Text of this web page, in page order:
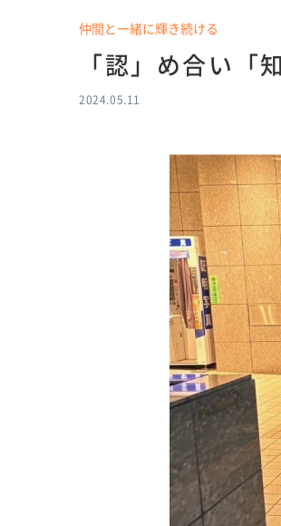
仲間と一緒に輝き続ける
「認」め合い「
2024.05.11